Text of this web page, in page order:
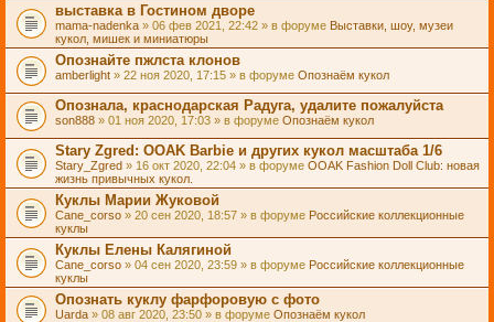
выставка в Гостином дворе
mama-nadenka » 06 фев 2021, 22:42 » в форуме Выставки, шоу, музеи
кукол, мишек и миниатюры
Опознайте пжлста клонов
amberlight » 22 ноя 2020, 17:15 » в форуме Опознаём кукол
Опознала, краснодарская Радуга, удалите пожалуйста
son888 » 01 ноя 2020, 17:03 » в форуме Опознаём кукол
Stary Zgred: OOAK Barbie и других кукол масштаба 1/6
Stary_Zgred » 16 окт 2020, 22:04 » в форуме OOAK Fashion Doll Club: новая
жизнь привычных кукол.
Куклы Марии Жуковой
Cane_corso » 20 сен 2020, 18:57 » в форуме Российские коллекционные
куклы
Куклы Елены Калягиной
Cane_corso » 04 сен 2020, 23:59 » в форуме Российские коллекционные
куклы
Опознать куклу фарфоровую с фото
Uarda » 08 авг 2020, 23:50 » в форуме Опознаём кукол